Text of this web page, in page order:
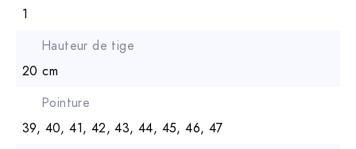
1
Hauteur de tige
20 cm
Pointure
39, 40, 41, 42, 43, 44, 45, 46, 47